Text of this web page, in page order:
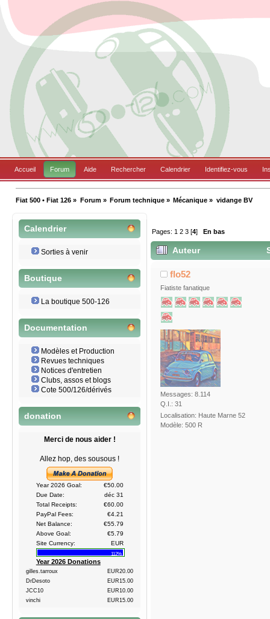
Accueil Forum Aide Rechercher Calendrier Identifiez-vous
Fiat 500 • Fiat 126 » Forum» Forum technique» Mécanique » vidange BV
Calendrier
Sorties à venir
Boutique
La boutique 500-126
Documentation
Modèles et Production
Revues techniques
Notices d'entretien
Clubs, assos et blogs
Cote 500/126/dérivés
donation
Merci de nous aider !
Allez hop, des sousous !
Year 2026 Goal:
€50.00
Due Date:
déc 31
Total Receipts:
€60.00
PayPal Fees:
€4.21
Net Balance:
€55.79
Above Goal:
€5.79
Site Currency:
EUR
112%
Year 2026 Donations
gilles.tarroux
EUR20.00
DrDesoto
EUR15.00
JCC10
EUR10.00
vinchi
EUR15.00
Pages: 1 2 3 [4] En bas
Auteur
flo52
Fiatiste fanatique
Messages: 8.114
Q.I.: 31
Localisation: Haute Marne 52
Modèle: 500 R